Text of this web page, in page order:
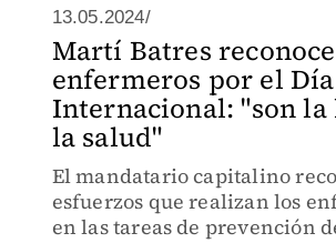
13.05.2024/
Martí Batres
enfermeros por el Día
Internacional: "son la
la salud"
El mandatario capitalino
esfuerzos que realizan los
en las tareas de prevención